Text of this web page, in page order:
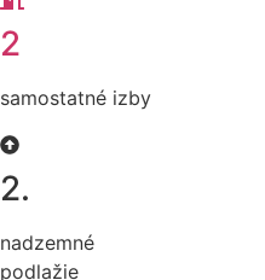
2
samostatné izby
2.
nadzemné
podlažie